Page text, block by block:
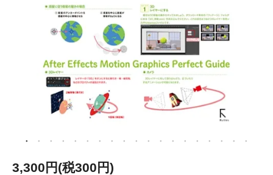
3,300円(税300円)